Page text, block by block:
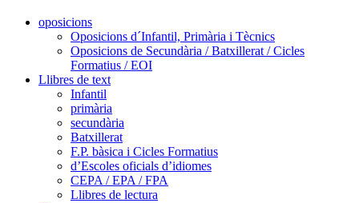
oposicions
Oposicions d´Infantil, Primària i Tècnics
Oposicions de Secundària / Batxillerat / Cicles
Formatius / EOI
Llibres de text
Infantil
primària
secundària
Batxillerat
F.P. bàsica i Cicles Formatius
d’Escoles oficials d’idiomes
CEPA / EPA / FPA
Llibres de lectura